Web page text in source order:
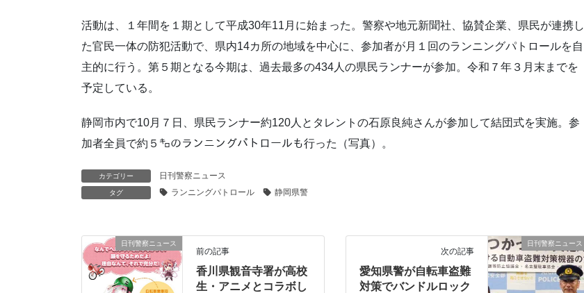
活動は、１年間を１期として平成30年11月に始まった。警察や地元新聞社、協賛企業、県民が連携し
た官民一体の防犯活動で、県内14カ所の地域を中心に、参加者が月１回のランニングパトロールを自
主的に行う。第５期となる今期は、過去最多の434人の県民ランナーが参加。令和７年３月末までを
予定している。
静岡市内で10月７日、県民ランナー約120人とタレントの石原良純さんが参加して結団式を実施。参
加者全員で約５㌔のランニングパトロールも行った（写真）。
カテゴリー 日刊警察ニュース
タグ ランニングパトロール 静岡県警
日刊警察ニュース
前の記事
香川県観音寺署が高校
生・アニメとコラボし
日刊警察ニュース
次の記事
愛知県警が自転車盗難
対策でバンドルロック